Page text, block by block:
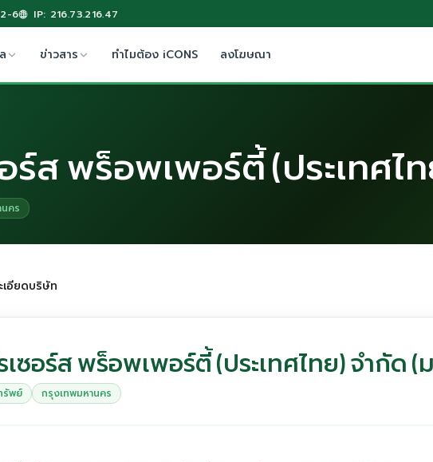
6 IP: 216.73.216.47
ข่าวสาร ทำไมต้อง iCONS ลงโฆษณา
ร์ส พร็อพเพอร์ตี้ (ประเทศไ
คร
เอียดบริษัท
ซอร์ส พร็อพเพอร์ตี้ (ประเทศไทย) จำกัด (
รัพย์ กรุงเทพมหานคร